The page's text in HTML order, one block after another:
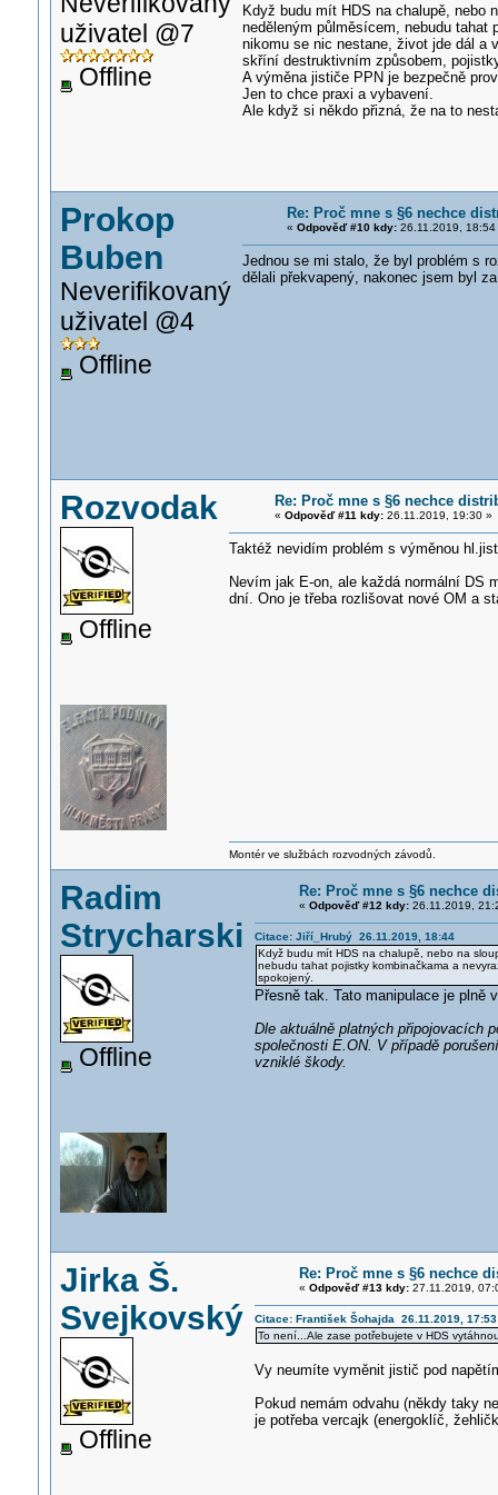
uživatel @7
Offline
Když budu mít HDS na chalupě, nebo
neděleným půlměsícem, nebudu
nikomu se nic nestane, život jde dál a
skříní destruktivním způsobem,
A výměna jističe PPN je bezpečně
Jen to chce praxi a vybavení.
Ale když si někdo přizná, že na to
Prokop
Buben
Neverifikovaný
uživatel @4
Offline
Re: Proč mne s §6 nechce
« Odpověď #10 kdy:26.11.2019, 18:54
Jednou se mi stalo, že byl problém s
dělali překvapený, nakonec jsem byl
Rozvodak
Offline
Re: Proč mne s §6 nechce
« Odpověď #11 kdy:26.11.2019, 19:30 »
Taktéž nevidím problém s výměnou
Nevím jak E-on, ale každá normální DS
dní. Ono je třeba rozlišovat nové OM a
Montér ve službách rozvodných závodů.
Radim
Strycharski
Offline
Re: Proč mne s §6 nechce
« Odpověď #12 kdy:26.11.2019,
Citace: Jiří_Hrubý 26.11.2019, 18:44
Když budu mít HDS na chalupě, nebo na
nebudu tahat pojistky kombinačkama a
spokojený.
Přesně tak. Tato manipulace je plně
Dle aktuálně platných připojovacích
společnosti E.ON. V případě
vzniklé škody.
Jirka Š.
Svejkovský
Offline
Re: Proč mne s §6 nechce
« Odpověď #13 kdy:27.11.2019,
Citace: František Šohajda 26.11.2019, 17:53
To není...Ale zase potřebujete v HDS
Vy neumíte vyměnit jistič pod
Pokud nemám odvahu (někdy taky
je potřeba vercajk (energoklíč,